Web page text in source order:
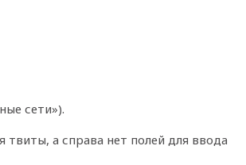
сети»).
а справа нет полей для ввода